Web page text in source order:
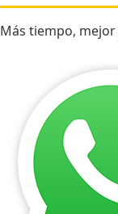
Más tiempo,